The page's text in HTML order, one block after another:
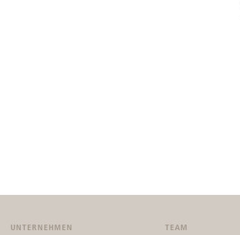
UNTERNEHMEN TEAM